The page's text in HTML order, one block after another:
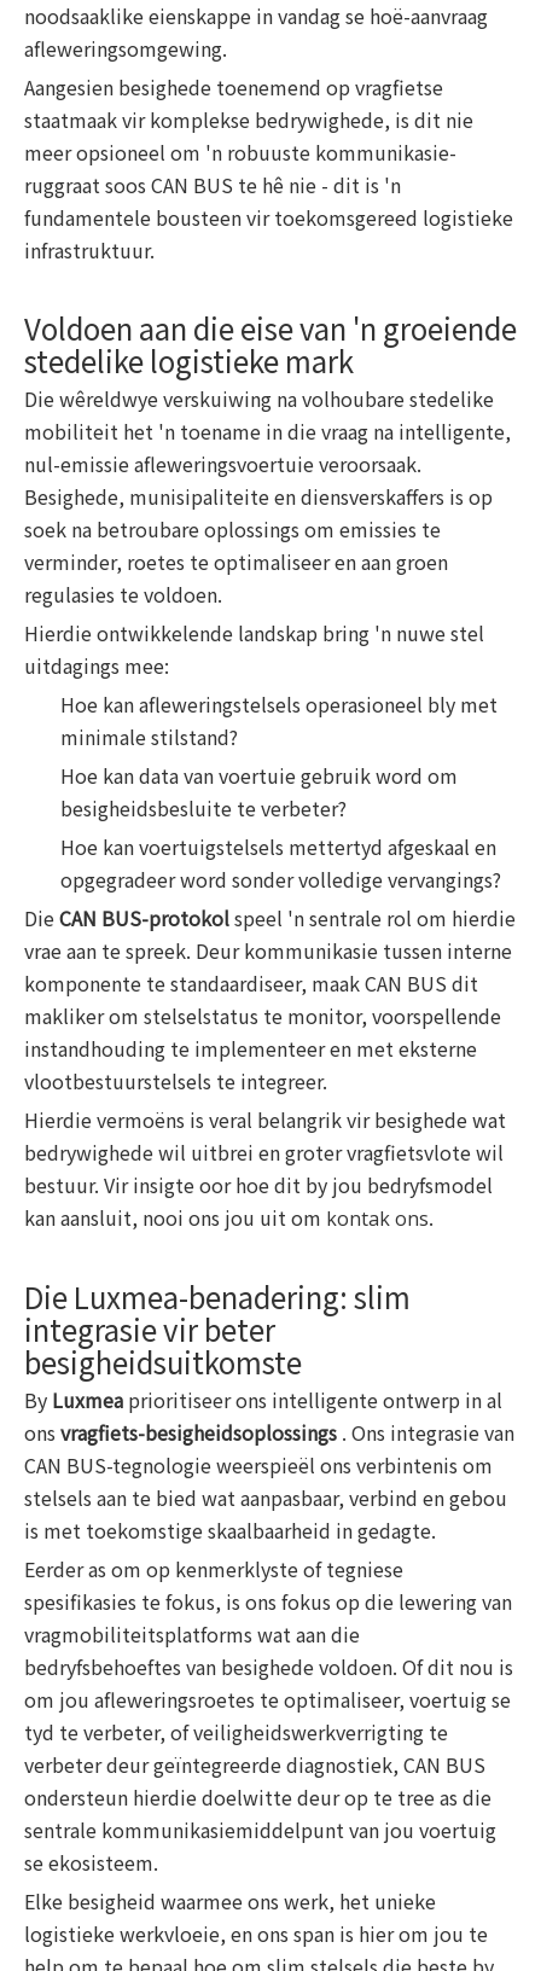
noodsaaklike eienskappe in vandag se hoë-aanvraag
afleweringsomgewing.
Aangesien besighede toenemend op vragfietse
staatmaak vir komplekse bedrywighede, is dit nie
meer opsioneel om 'n robuuste kommunikasie-
ruggraat soos CAN BUS te hê nie - dit is 'n
fundamentele bousteen vir toekomsgereed logistieke
infrastruktuur.
Voldoen aan die eise van 'n groeiende
stedelike logistieke mark
Die wêreldwye verskuiwing na volhoubare stedelike
mobiliteit het 'n toename in die vraag na intelligente,
nul-emissie afleweringsvoertuie veroorsaak.
Besighede, munisipaliteite en diensverskaffers is op
soek na betroubare oplossings om emissies te
verminder, roetes te optimaliseer en aan groen
regulasies te voldoen.
Hierdie ontwikkelende landskap bring 'n nuwe stel
uitdagings mee:
Hoe kan afleweringstelsels operasioneel bly met
minimale stilstand?
Hoe kan data van voertuie gebruik word om
besigheidsbesluite te verbeter?
Hoe kan voertuigstelsels mettertyd afgeskaal en
opgegradeer word sonder volledige vervangings?
DieCAN BUS-protokolspeel 'n sentrale rol om hierdie
vrae aan te spreek. Deur kommunikasie tussen interne
komponente te standaardiseer, maak CAN BUS dit
makliker om stelselstatus te monitor, voorspellende
instandhouding te implementeer en met eksterne
vlootbestuurstelsels te integreer.
Hierdie vermoëns is veral belangrik vir besighede wat
bedrywighede wil uitbrei en groter vragfietsvlote wil
bestuur. Vir insigte oor hoe dit by jou bedryfsmodel
kan aansluit, nooi ons jou uit om kontak ons.
Die Luxmea-benadering: slim
integrasie vir beter
besigheidsuitkomste
By Luxmea prioritiseer ons intelligente ontwerp in al
ons vragfiets-besigheidsoplossings . Ons integrasie van
CAN BUS-tegnologie weerspieël ons verbintenis om
stelsels aan te bied wat aanpasbaar, verbind en gebou
is met toekomstige skaalbaarheid in gedagte.
Eerder as om op kenmerklyste of tegniese
spesifikasies te fokus, is ons fokus op die lewering van
vragmobiliteitsplatforms wat aan die
bedryfsbehoeftes van besighede voldoen. Of dit nou is
om jou afleweringsroetes te optimaliseer, voertuig se
tyd te verbeter, of veiligheidswerkverrigting te
verbeter deur geïntegreerde diagnostiek, CAN BUS
ondersteun hierdie doelwitte deur op te tree as die
sentrale kommunikasiemiddelpunt van jou voertuig
se ekosisteem.
Elke besigheid waarmee ons werk, het unieke
logistieke werkvloeie, en ons span is hier om jou te